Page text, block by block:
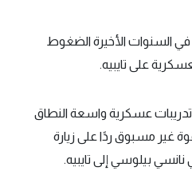
السنوات الأخيرة الضغوط
على تايبيه.
عسكرية واسعة النطاق
غير مسبوق ردًا على زيارة
بيلوسي إلى تايبيه.